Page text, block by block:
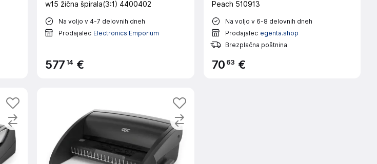
w15 žična špirala(3:1) 4400402
Na voljo v 4-7 delovnih dneh
Prodajalec Electronics Emporium
577 14 €
Peach 510913
Na voljo v 6-8 delovnih dneh
Prodajalec egenta.shop
Brezplačna poštnina
70 63 €